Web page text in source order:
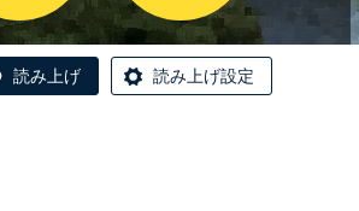
読み上げ 読み上げ設定